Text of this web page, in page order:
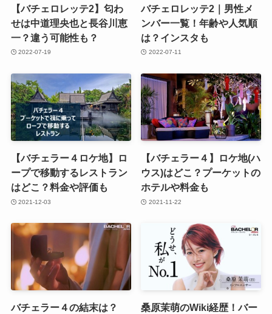
【バチェロレッテ2】匂わ
せは中道理央也と長谷川恵
一？違う可能性も？
2022-07-19
バチェロレッテ2｜男性メ
ンバー一覧！年齢や人気順
は？インスタも
2022-07-11
【バチェラー４ロケ地】ロ
ープで移動するレストラン
はどこ？料金や評価も
2021-12-03
【バチェラー４】ロケ地(ハ
ウス)はどこ？プーケットの
ホテルや料金も
2021-11-22
バチェラー４の結末は？
桑原茉萌のWiki経歴！バー